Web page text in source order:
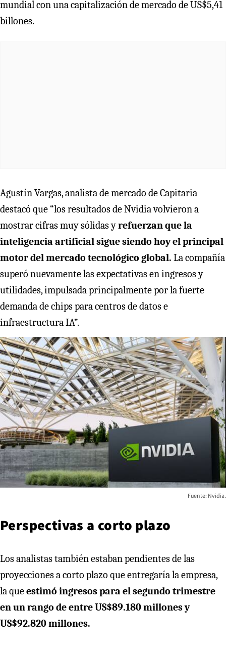
mundial con una capitalización de mercado de US$5,41
billones.
Agustín Vargas, analista de mercado de Capitaria
destacó que “los resultados de Nvidia volvieron a
mostrar cifras muy sólidas yrefuerzan que la
inteligencia artificial sigue siendo hoy el principal
motor del mercado tecnológico global. La compañía
superó nuevamente las expectativas en ingresos y
utilidades, impulsada principalmente por la fuerte
demanda de chips para centros de datos e
infraestructura IA”.
Fuente: Nvidia.
Perspectivas a corto plazo
Los analistas también estaban pendientes de las
proyecciones a corto plazo que entregaría la empresa,
la queestimó ingresos para el segundo trimestre
en un rango de entre US$89.180 millones y
US$92.820 millones.